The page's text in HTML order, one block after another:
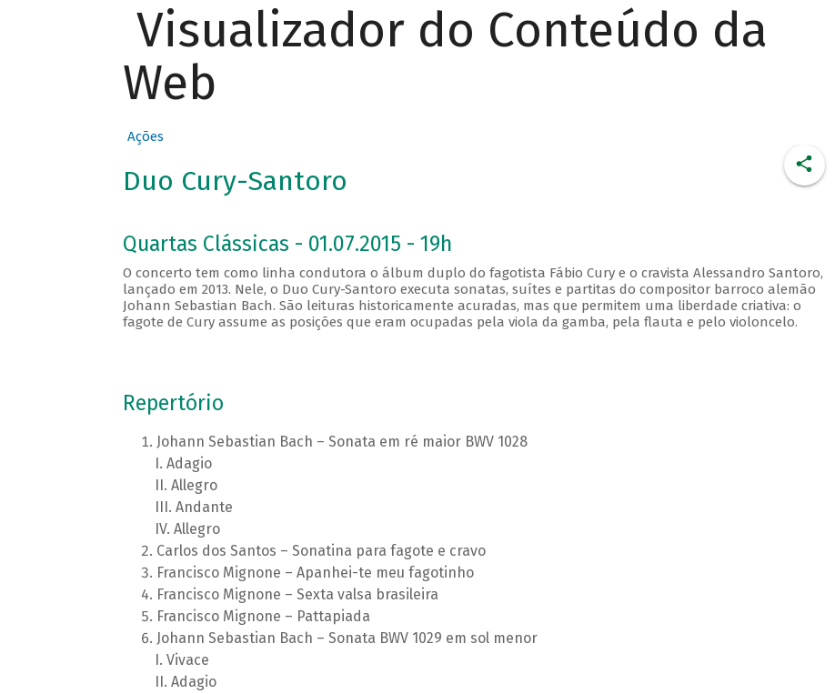
Visualizador do Conteúdo da
Web
Ações
Duo Cury-Santoro
Quartas Clássicas - 01.07.2015 - 19h
O concerto tem como linha condutora o álbum duplo do fagotista Fábio Cury e o cravista Alessandro Santoro,
lançado em 2013. Nele, o Duo Cury-Santoro executa sonatas, suítes e partitas do compositor barroco alemão
Johann Sebastian Bach. São leituras historicamente acuradas, mas que permitem uma liberdade criativa: o
fagote de Cury assume as posições que eram ocupadas pela viola da gamba, pela flauta e pelo violoncelo.
Repertório
Johann Sebastian Bach – Sonata em ré maior BWV 1028
Adagio
Allegro
Andante
Allegro
Carlos dos Santos – Sonatina para fagote e cravo
Francisco Mignone – Apanhei-te meu fagotinho
Francisco Mignone – Sexta valsa brasileira
Francisco Mignone – Pattapiada
Johann Sebastian Bach – Sonata BWV 1029 em sol menor
Vivace
Adagio